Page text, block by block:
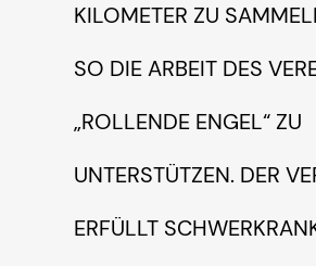
ILOMETER ZU
O DIE ARBEIT DES
ROLLENDE ENGEL“ ZU U
NTERSTÜTZEN. DER
RFÜLLT